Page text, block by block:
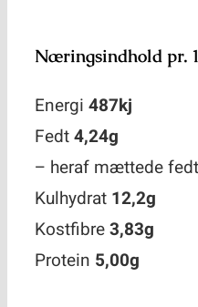
Næringsindhold pr.
Energi 487kj
Fedt4,24g
– heraf mættede
Kulhydrat 12,2g
Kostfibre3,83g
Protein 5,00g